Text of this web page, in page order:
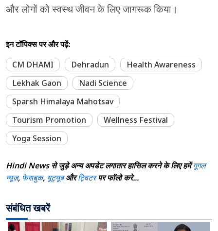
और लोगों को स्वस्थ जीवन के लिए जागरूक किया।
इन टॉपिक्स पर और पढ़ें:
CM DHAMI
Dehradun
Health Awareness
Lekhak Gaon
Nadi Science
Sparsh Himalaya Mahotsav
Tourism Promotion
Wellness Festival
Yoga Session
Hindi News से जुड़े अन्य अपडेट लगातार हासिल करने के लिए हमेंगूगल
न्यूज़, फेसबुक, यूट्यूबऔरट्विटरपर फॉलो करे...
संबंधित खबरें